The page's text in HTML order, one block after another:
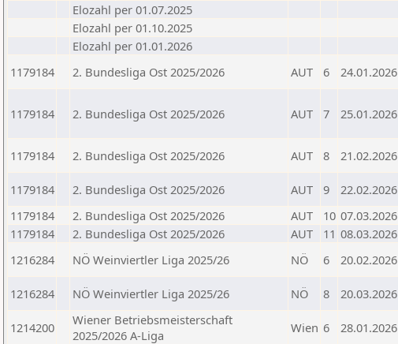
Elozahl per 01.07.2025
Elozahl per 01.10.2025
Elozahl per 01.01.2026
1179184
2. Bundesliga Ost 2025/2026 AUT 6 24.01.2026
1179184 2. Bundesliga Ost 2025/2026 AUT 7 25.01.2026
1179184 2. Bundesliga Ost 2025/2026 AUT 8 21.02.2026
1179184 2. Bundesliga Ost 2025/2026 AUT 9 22.02.2026
1179184
2. Bundesliga Ost 2025/2026 AUT 10 07.03.2026
1179184
2. Bundesliga Ost 2025/2026 AUT 11 08.03.2026
1216284
NÖ Weinviertler Liga 2025/26 NÖ 6 20.02.2026
1216284 NÖ Weinviertler Liga 2025/26 NÖ 8 20.03.2026
1214200
Wiener Betriebsmeisterschaft
2025/2026 A-Liga
Wien 6 28.01.2026